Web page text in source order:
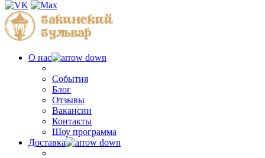
О нас
События
Блог
Отзывы
Вакансии
Контакты
Шоу программа
Доставка